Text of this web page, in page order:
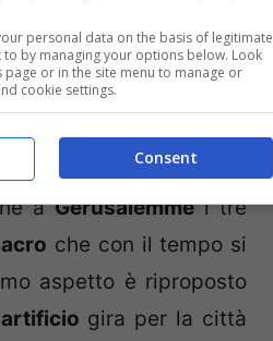
della festa è
e dalla leggenda che
Sacro Sepolcronella
aGerusalemmei tre
che con il tempo si
aspetto è riproposto
gira per la città
personal data on the basis of legitimate
to by managing your options below. Look
or in the site menu to manage or
cookie settings.
Consent